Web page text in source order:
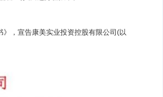
，宣告康美实业投资控股有限公司(以